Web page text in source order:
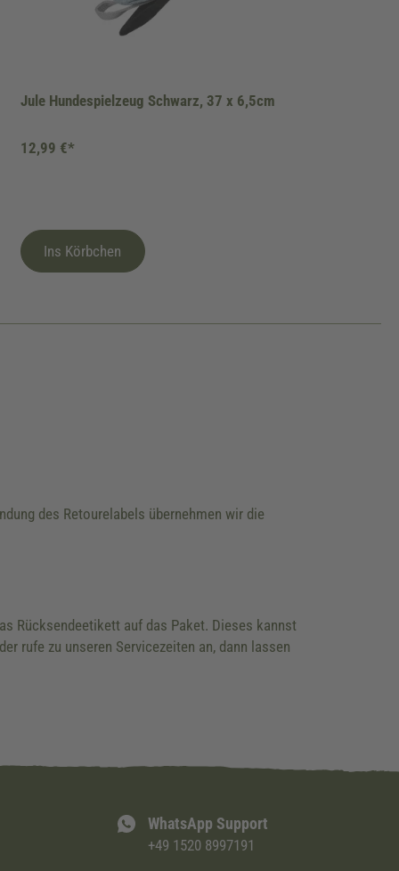
Jule Hundespielzeug Schwarz, 37 x 6,5cm
12,99 €*
Ins Körbchen
des Retourelabels übernehmen wir die
Rücksendeetikett auf das Paket. Dieses kannst
rufe zu unseren Servicezeiten an, dann lassen
WhatsApp Support
+49 1520 8997191